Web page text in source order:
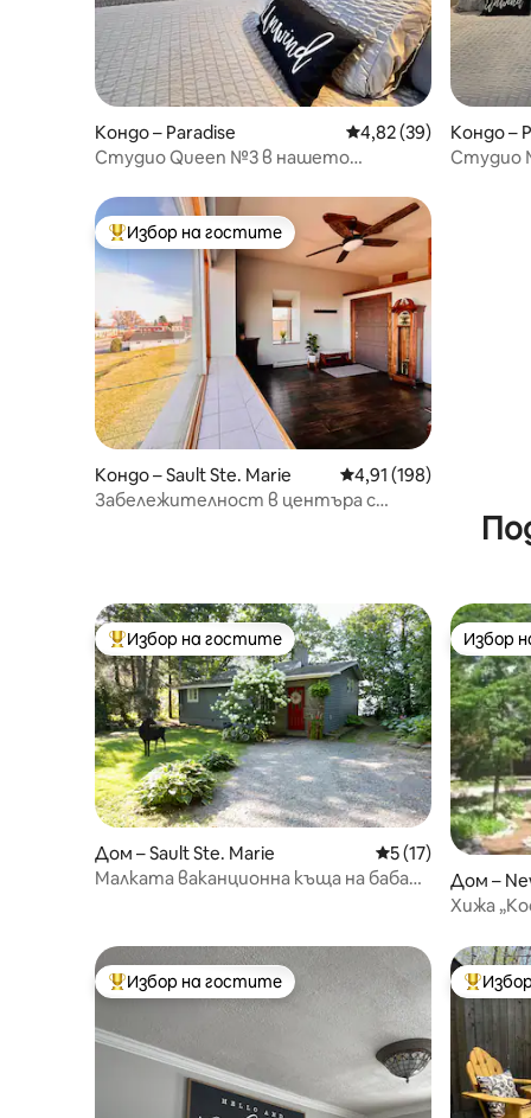
Кондо – Paradise Средна оценка: 4,82
4,82 (39)
Студио Queen №3 в нашето
езерото
Кондо –
Студио
Най-популярен избор на гостите
Избор на гостите
Кондо – Sault Ste. Marie Средна оценка: 4,91
4,91 (198)
Забележителност в центъра с
Най-популярен избор на гостите
Избор на гостите
Дом – Sault Ste. Marie Средна оценка:
5 (17)
Малката ваканционна къща на баба
Избор
Избор
Дом –
Хижа
Най-популярен избор на гостите
Избор на гостите Най-